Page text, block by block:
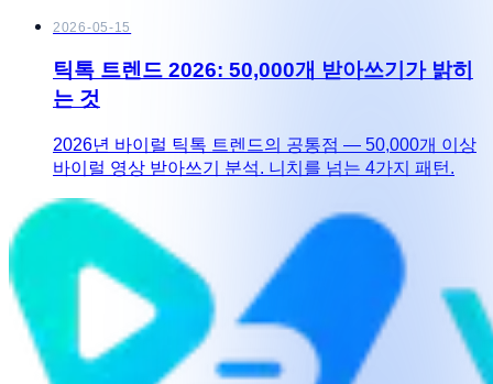
2026-05-15
틱톡 트렌드 2026: 50,000개 받아쓰기가 밝히
는 것
2026년 바이럴 틱톡 트렌드의 공통점 — 50,000개 이상
바이럴 영상 받아쓰기 분석. 니치를 넘는 4가지 패턴.